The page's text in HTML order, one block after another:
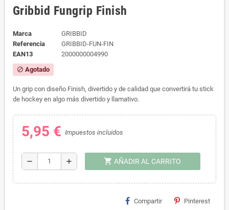
Gribbid Fungrip Finish
Marca
GRIBBID
Referencia
GRIBBID-FUN-FIN
EAN13
2000000004990
block Agotado
Un grip con diseño Finish, divertido y de calidad que convertirá tu stick
de hockey en algo más divertido y llamativo.
5,95 € Impuestos incluidos
remove add shopping_cart AÑADIR AL CARRITO
Compartir Pinterest